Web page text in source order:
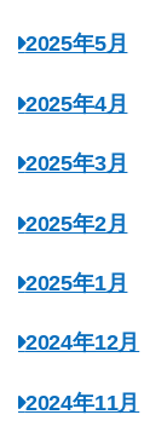
2025年5月
2025年4月
2025年3月
2025年2月
2025年1月
2024年12月
2024年11月